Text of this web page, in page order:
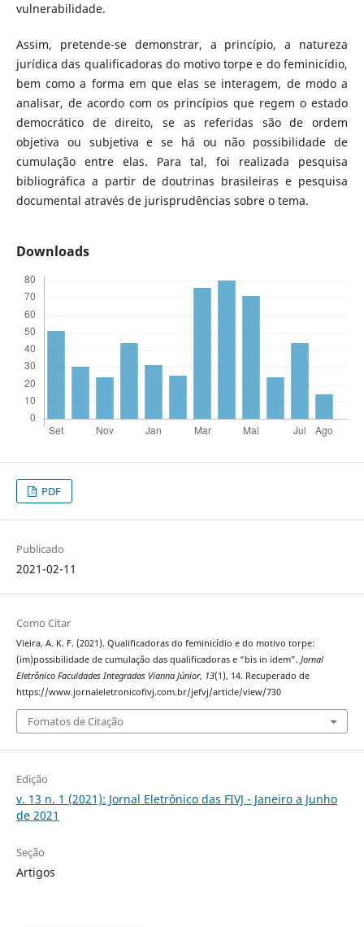
vulnerabilidade.
Assim, pretende-se demonstrar, a princípio, a natureza
jurídica das qualificadoras do motivo torpe e do feminicídio,
bem como a forma em que elas se interagem, de modo a
analisar, de acordo com os princípios que regem o estado
democrático de direito, se as referidas são de ordem
objetiva ou subjetiva e se há ou não possibilidade de
cumulação entre elas. Para tal, foi realizada pesquisa
bibliográfica a partir de doutrinas brasileiras e pesquisa
documental através de jurisprudências sobre o tema.
Downloads
PDF
Publicado
2021-02-11
Como Citar
Vieira, A. K. F. (2021). Qualificadoras do feminicídio e do motivo torpe:
(im)possibilidade de cumulação das qualificadoras e “bis in idem”. Jornal
Eletrônico Faculdades Integradas Vianna Júnior, 13(1), 14. Recuperado de
https://www.jornaleletronicofivj.com.br/jefvj/article/view/730
Fomatos de Citação
Edição
v. 13 n. 1 (2021): Jornal Eletrônico das FIVJ - Janeiro a Junho
de 2021
Seção
Artigos